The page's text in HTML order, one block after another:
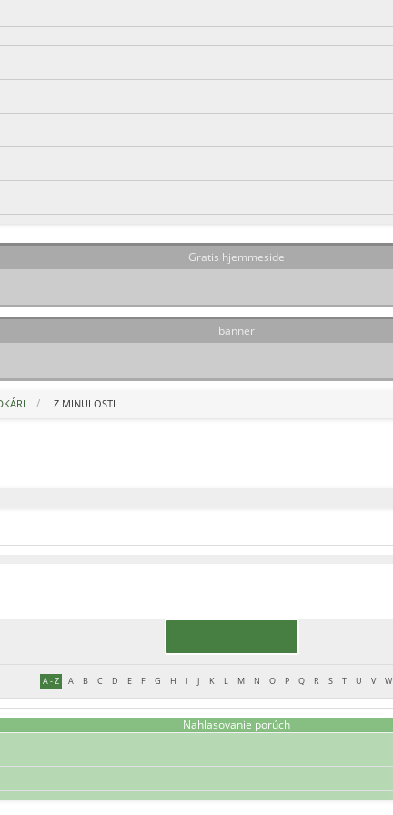
Gratis hjemmeside
banner
Z MINULOSTI
A - Z A B C D E F G H I J K L M N O P Q R S T U V W
Nahlasovanie porúch